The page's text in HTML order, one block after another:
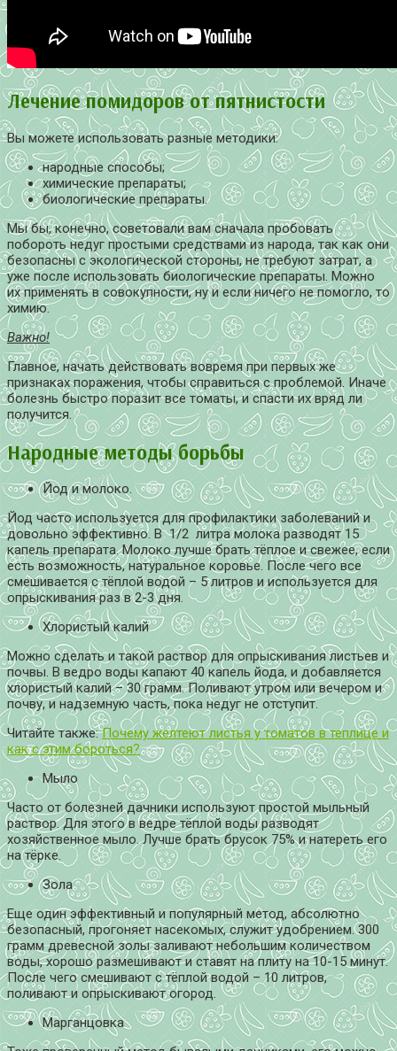
Лечение помидоров от пятнистости
Вы можете использовать разные методики:
народные способы;
химические препараты;
биологические препараты.
Мы бы, конечно, советовали вам сначала пробовать
побороть недуг простыми средствами из народа, так как они
безопасны с экологической стороны, не требуют затрат, а
уже после использовать биологические препараты. Можно
их применять в совокупности, ну и если ничего не помогло, то
химию.
Важно!
Главное, начать действовать вовремя при первых же
признаках поражения, чтобы справиться с проблемой. Иначе
болезнь быстро поразит все томаты, и спасти их вряд ли
получится.
Народные методы борьбы
Йод и молоко.
Йод часто используется для профилактики заболеваний и
довольно эффективно. В 1/2 литра молока разводят 15
капель препарата. Молоко лучше брать тёплое и свежее, если
есть возможность, натуральное коровье. После чего все
смешивается с тёплой водой – 5 литров и используется для
опрыскивания раз в 2-3 дня.
Хлористый калий
Можно сделать и такой раствор для опрыскивания листьев и
почвы. В ведро воды капают 40 капель йода, и добавляется
хлористый калий – 30 грамм. Поливают утром или вечером и
почву, и надземную часть, пока недуг не отступит.
Читайте также:Почему желтеют листья у томатов в теплице и
как с этим бороться?
Мыло
Часто от болезней дачники используют простой мыльный
раствор. Для этого в ведре тёплой воды разводят
хозяйственное мыло. Лучше брать брусок 75% и натереть его
на тёрке.
Зола
Еще один эффективный и популярный метод, абсолютно
безопасный, прогоняет насекомых, служит удобрением. 300
грамм древесной золы заливают небольшим количеством
воды, хорошо размешивают и ставят на плиту на 10-15 минут.
После чего смешивают с тёплой водой – 10 литров,
поливают и опрыскивают огород.
Марганцовка